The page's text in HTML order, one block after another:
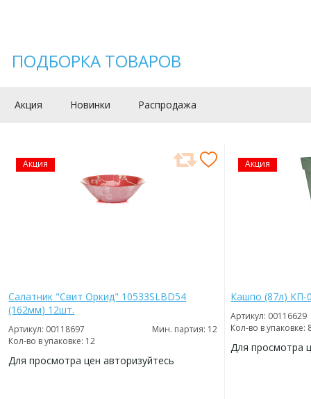
ПОДБОРКА ТОВАРОВ
Акция Новинки Распродажа
Акция
Салатник "Свит Оркид" 10533SLBD54
(162мм) 12шт.
Артикул: 00118697
Мин. партия: 12
Кол-во в упаковке: 12
Для просмотра цен авторизуйтесь
Акция
Кашпо (87л) КП-
Артикул: 00116629
Кол-во в упаковке:
Для просмотра